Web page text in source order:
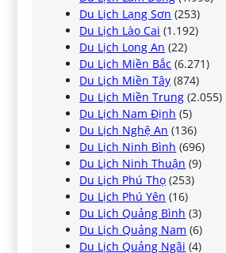
Du Lịch Lạng Sơn (253)
Du Lịch Lào Cai (1.192)
Du Lịch Long An (22)
Du Lịch Miền Bắc (6.271)
Du Lịch Miền Tây (874)
Du Lịch Miền Trung (2.055)
Du Lịch Nam Định (5)
Du Lịch Nghệ An (136)
Du Lịch Ninh Bình (696)
Du Lịch Ninh Thuận (9)
Du Lịch Phú Thọ (253)
Du Lịch Phú Yên (16)
Du Lịch Quảng Bình (3)
Du Lịch Quảng Nam (6)
Du Lịch Quảng Ngãi (4)